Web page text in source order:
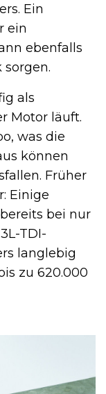
Ein
ein
ebenfalls
als
Motor läuft.
was die
können
Früher
Einige
bei nur
TDI-
langlebig
zu 620.000